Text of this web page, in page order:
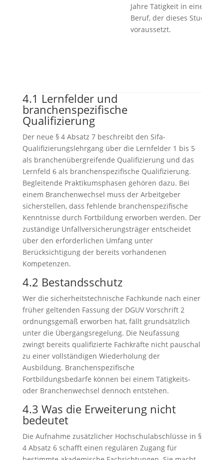
Jahre Tätigkeit in einem
Beruf, der dieses Studium
voraussetzt.
4.1 Lernfelder und
branchenspezifische
Qualifizierung
Der neue § 4 Absatz 7 beschreibt den Sifa-
Qualifizierungslehrgang über die Lernfelder 1 bis 5
als branchenübergreifende Qualifizierung und das
Lernfeld 6 als branchenspezifische Qualifizierung.
Begleitende Praktikumsphasen gehören dazu. Bei
einem Branchenwechsel muss der Arbeitgeber
sicherstellen, dass fehlende branchenspezifische
Kenntnisse durch Fortbildung erworben werden. Der
zuständige Unfallversicherungsträger entscheidet
über den erforderlichen Umfang unter
Berücksichtigung der bereits vorhandenen
Kompetenzen.
4.2 Bestandsschutz
Wer die sicherheitstechnische Fachkunde nach einer
früher geltenden Fassung der DGUV Vorschrift 2
ordnungsgemäß erworben hat, fällt grundsätzlich
unter die Übergangsregelung. Die Neufassung
zwingt bereits qualifizierte Fachkräfte nicht pauschal
zu einer vollständigen Wiederholung der
Ausbildung. Branchenspezifische
Fortbildungsbedarfe können bei einem Tätigkeits-
oder Branchenwechsel dennoch entstehen.
4.3 Was die Erweiterung nicht
bedeutet
Die Aufnahme zusätzlicher Hochschulabschlüsse in §
4 Absatz 6 schafft einen regulären Zugang für